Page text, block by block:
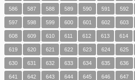
586 587 588 589 590 591 592
597 598 599 600 601 602 603
608 609 610 611 612 613 614
619 620 621 622 623 624 625
630 631 632 633 634 635 636
641 642 643 644 645 646 647